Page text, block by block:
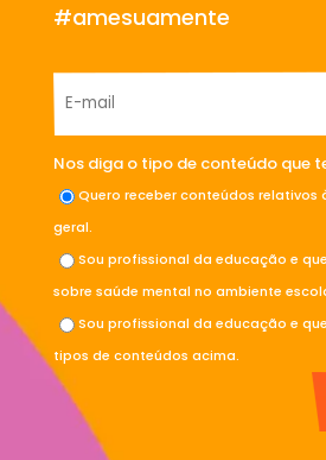
#amesuamente
Nos diga o tipo de conteúdo que
Quero receber conteúdos relativos
geral.
Sou profissional da educação e
sobre saúde mental no ambiente
Sou profissional da educação e
tipos de conteúdos acima.